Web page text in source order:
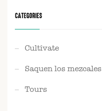
CATEGORIES
Cultívate
Saquen los mezcales
Tours